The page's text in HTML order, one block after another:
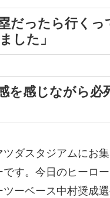
だったら行く
した」
を感じながら
ダスタジアムにお
す。今日のヒーロ
ーベース中村奨成